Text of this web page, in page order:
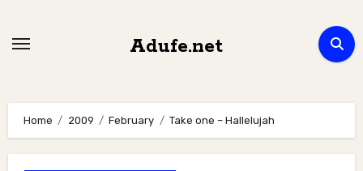
Adufe.net
Home 2009 February Take one – Hallelujah